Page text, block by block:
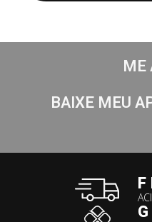
ME
BAIXE MEU